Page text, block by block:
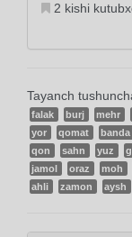
2 kishi
Tayanch
falak burj mehr
yor
qomat banda
qon
sahn yuz
jamol
oraz moh
ahli
zamon aysh